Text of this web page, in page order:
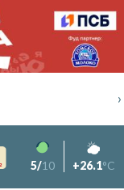
›
5/10 +26.1°C